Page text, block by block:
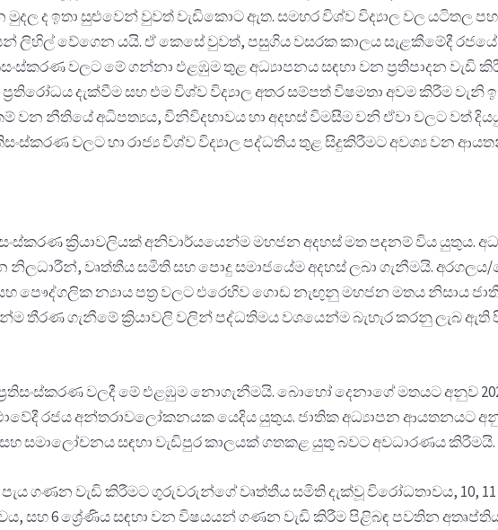
ද ඉතා සුළුවෙන් වුවත් වැඩිකොට ඇත. සමහර විශ්ව විද්‍යාල වල යටිතල
ලිහිල් වේගෙන යයි. ඒ කෙසේ වුවත්, පසුගිය වසරක කාලය සැළකීමේදී
වලට මේ ගන්නා එළඹුම තුළ අධ්‍යාපනය සඳහා වන ප්‍රතිපාදන වැඩි
දැක්වීම සහ එම විශ්ව විද්‍යාල අතර සම්පත් විෂමතා අවම කිරීම
වන නීතියේ අධිපත්‍යය, විනිවිදභාවය හා අදහස් විමසීම වනි ඒවා වලට වත්
වලට හා රාජ්‍ය විශ්ව විද්‍යාල පද්ධතිය තුළ සිදුකිරීමට අවශ්‍ය වන
ක්‍රියාවලියක් අනිවාර්යයෙන්ම මහජන අදහස් මත පදනම් විය යුතුය.
වෘත්තීය සමිති සහ පොදු සමාජයේම අදහස් ලබා ගැනීමයි.
සහ පෞද්ගලික න්‍යාය පත්‍ර වලට එරෙහිව ගොඩ නැඟුනු මහජන මතය නිසාය
තීරණ ගැනීමේ ක්‍රියාවලි වලින් පද්ධතිමය වශයෙන්ම බැහැර කරනු ලැබ
වලදී මේ එළඹුම නොගැනීමයි. බොහෝ දෙනාගේ මතයට අනුව
රජය අන්තරාවලෝකනයක යෙදිය යුතුය. ජාතික අධ්‍යාපන ආයතනයට
සමාලෝචනය සඳහා වැඩිපුර කාලයක් ගතකළ යුතු බවට අවධාරණය කිරීමයි.
ගණන වැඩි කිරීමට ගුරුවරුන්ගේ වෘත්තීය සමිති දැක්වූ විරෝධතාවය, 10,
සහ 6 ශ්‍රේණිය සඳහා වන විෂයයන් ගණන වැඩි කිරීම පිළිබඳ පවතින